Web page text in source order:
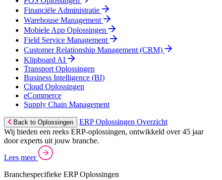
Financiële Administratie
Warehouse Management
Mobiele App Oplossingen
Field Service Management
Customer Relationship Management (CRM)
Klipboard AI
Transport Oplossingen
Business Intelligence (BI)
Cloud Oplossingen
eCommerce
Supply Chain Management
Back to Oplossingen
ERP Oplossingen Overzicht
Wij bieden een reeks ERP-oplossingen, ontwikkeld over 45 jaar
door experts uit jouw branche.
Lees meer
Branchespecifieke ERP Oplossingen